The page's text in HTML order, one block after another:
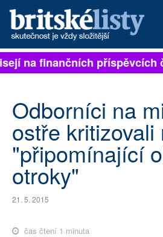
PŘIHLÁSIT
ARCHIV
ROZHOVORY
TÉMATA
NEJČTENĚJŠÍ ZA 7 DNÍ
AUTOŘI
na finančních příspěvcích
Odborníci na
ostře kritizovali
"připomínající
otroky"
21. 5. 2015
čas čtení 1 minuta